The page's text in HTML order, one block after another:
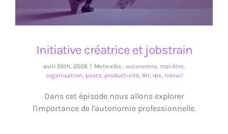
Initiative créatrice et jobstrain
avril 26th, 2026 Mots-clés : autonomie, mal-être,
organisation, poste, productivité, RH, rps, travail
Dans cet épisode nous allons explorer
l'importance de l'autonomie professionnelle.